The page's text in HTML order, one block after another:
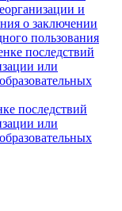
и
о заключении
пользования
последствий
или
последствий
или